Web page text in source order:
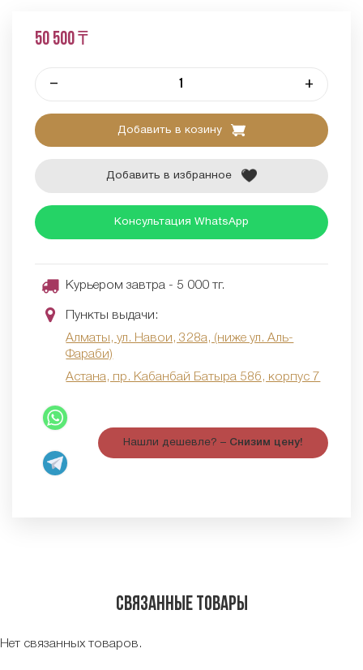
50 500 ₸
– +
Добавить в козину
Добавить в избранное
Консультация WhatsApp
Курьером завтра - 5 000 тг.
Пункты выдачи:
Алматы, ул. Навои, 328а, (ниже ул. Аль-
Фараби)
Астана, пр. Кабанбай Батыра 58б, корпус 7
Нашли дешевле? – Снизим цену!
Связанные товары
Нет связанных товаров.